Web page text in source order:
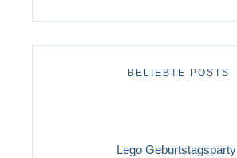
BELIEBTE POSTS
Lego Geburtstagsparty